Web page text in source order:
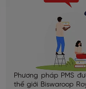
Phương pháp PMS
thế giới Biswaroop